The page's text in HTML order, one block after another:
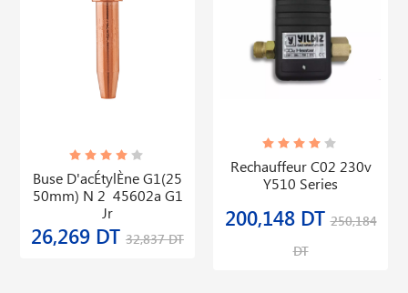
Buse D'acÉtylÈne G1(25
50mm) N 2 45602a G1
Jr
26,269 DT 32,837 DT
Rechauffeur C02 230v
Y510 Series
200,148 DT250,184
DT